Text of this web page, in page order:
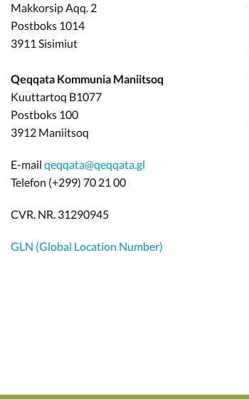
Makkorsip Aqq. 2
Postboks 1014
3911 Sisimiut
Qeqqata Kommunia Maniitsoq
Kuuttartoq B1077
Postboks 100
3912 Maniitsoq
E-mail qeqqata@qeqqata.gl
Telefon (+299) 70 21 00
CVR. NR. 31290945
GLN (Global Location Number)